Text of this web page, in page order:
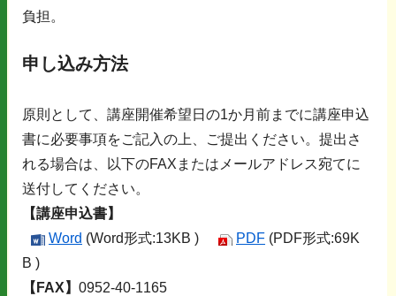
負担。
申し込み方法
原則として、講座開催希望日の1か月前までに講座申込
書に必要事項をご記入の上、ご提出ください。提出さ
れる場合は、以下のFAXまたはメールアドレス宛てに
送付してください。
【講座申込書】
Word (Word形式:13KB ) PDF (PDF形式:69K
B )
【FAX】 0952-40-1165